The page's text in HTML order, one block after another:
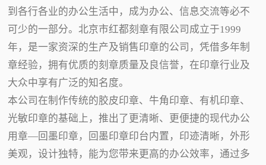
到各行各业的办公生活中，成为办公、信息交流等必不
可少的一部分。北京市红都刻章有限公司成立于1999
年，是一家资深的生产及销售印章的公司，凭借多年制
章经验，拥有优质的刻章质量及良信誉，在印章行业及
大众中享有广泛的知名度。
本公司在制作传统的胶皮印章、牛角印章、有机印章、
光敏印章的基础上，推出了更清晰、更便捷的现代办公
用章—回墨印章，回墨印章印台内置，印迹清晰，外形
美观，设计独特，能为您带来更高的办公效率，通过多